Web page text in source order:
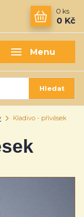
Menu
Hledat
0 ks
0 Kč
Kladivo - přívěsek